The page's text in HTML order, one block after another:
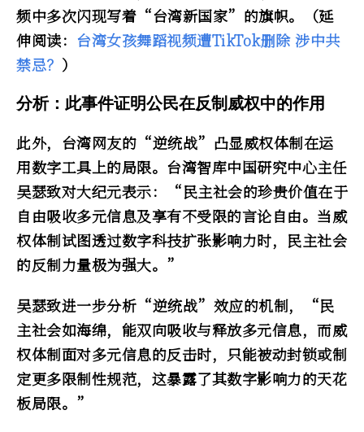
频中多次闪现写着“台湾新国家”的旗帜。（延
伸阅读： 台湾女孩舞蹈视频遭TikTok删除 涉中共
禁忌？ ）
分析：此事件证明公民在反制威权中的作用
此外，台湾网友的“逆统战”凸显威权体制在运
用数字工具上的局限。台湾智库中国研究中心主任
吴瑟致对大纪元表示：“民主社会的珍贵价值在于
自由吸收多元信息及享有不受限的言论自由。当威
权体制试图透过数字科技扩张影响力时，民主社会
的反制力量极为强大。”
吴瑟致进一步分析“逆统战”效应的机制，“民
主社会如海绵，能双向吸收与释放多元信息，而威
权体制面对多元信息的反击时，只能被动封锁或制
定更多限制性规范，这暴露了其数字影响力的天花
板局限。”